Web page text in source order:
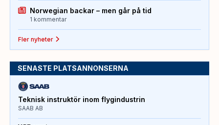
Norwegian backar – men går på tid
1 kommentar
Fler nyheter
SENASTE PLATSANNONSERNA
Teknisk instruktör inom flygindustrin
SAAB AB